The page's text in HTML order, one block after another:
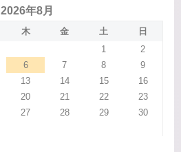
2026年8月
木 金 土
日
1
2
6 7 8
9
13 14 15
16
20 21 22
23
27 28 29
30